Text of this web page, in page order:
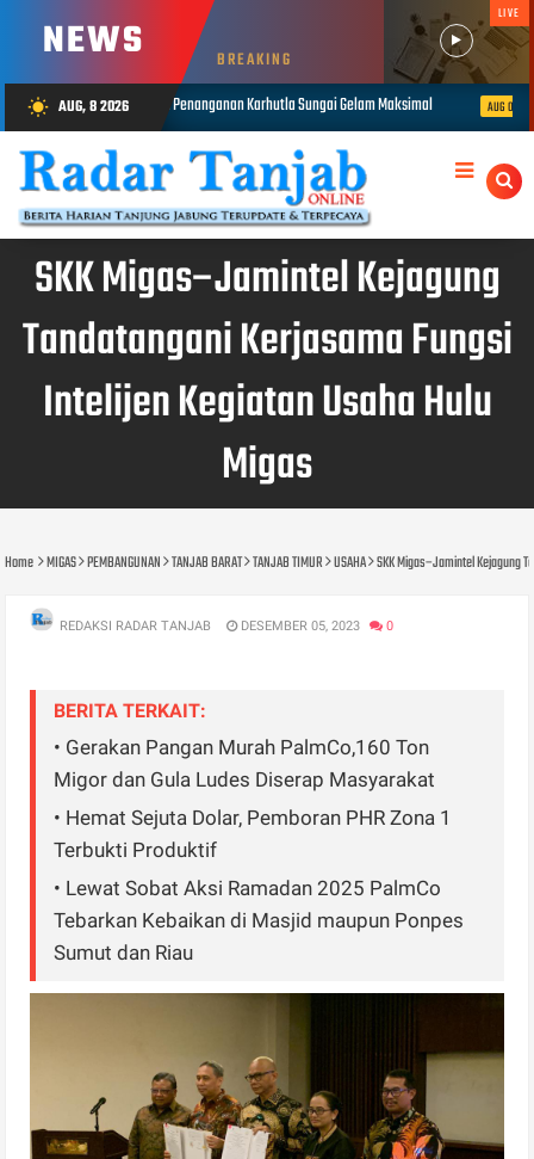
NEWS BREAKING
LIVE
wb_sunny AUG, 8 2026
Karhutla Sungai Gelam Maksimal AUG 08, 2026 1.848 Personel Gabungan
SKK Migas–Jamintel Kejagung
Tandatangani Kerjasama Fungsi
Intelijen Kegiatan Usaha Hulu
Migas
Home MIGAS PEMBANGUNAN TANJAB BARAT TANJAB TIMUR USAHA SKK Migas–Jamintel Kejagung
REDAKSI RADAR TANJAB DESEMBER 05, 2023 0
BERITA TERKAIT:
• Gerakan Pangan Murah PalmCo,160 Ton
Migor dan Gula Ludes Diserap Masyarakat
• Hemat Sejuta Dolar, Pemboran PHR Zona 1
Terbukti Produktif
• Lewat Sobat Aksi Ramadan 2025 PalmCo
Tebarkan Kebaikan di Masjid maupun Ponpes
Sumut dan Riau